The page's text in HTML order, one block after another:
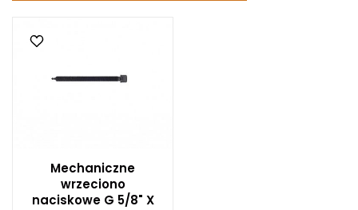
Mechaniczne
wrzeciono
naciskowe G 5/8" X